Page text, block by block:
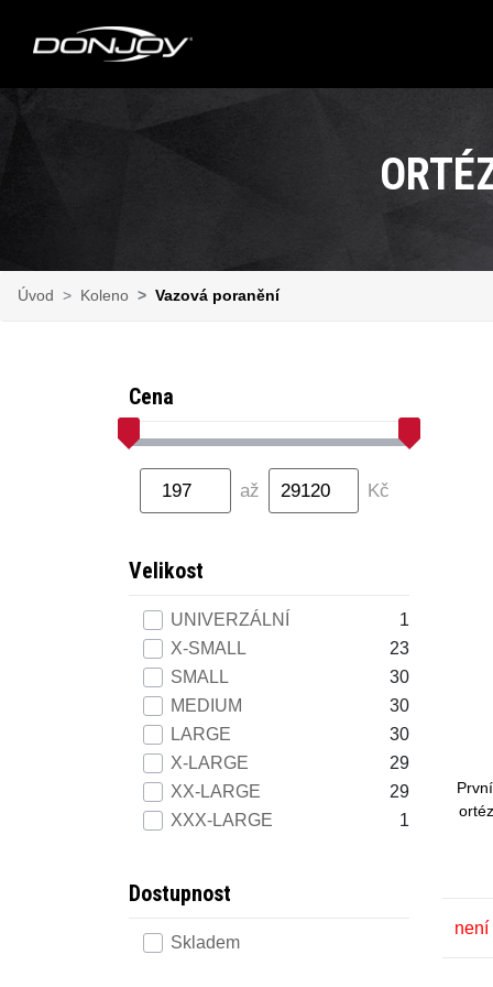
Úvod Koleno Vazová poranění
Cena
až Kč
Velikost
UNIVERZÁLNÍ
1
X-SMALL
23
SMALL
30
MEDIUM
30
LARGE
30
X-LARGE
29
XX-LARGE
29
XXX-LARGE
1
Dostupnost
Skladem
není